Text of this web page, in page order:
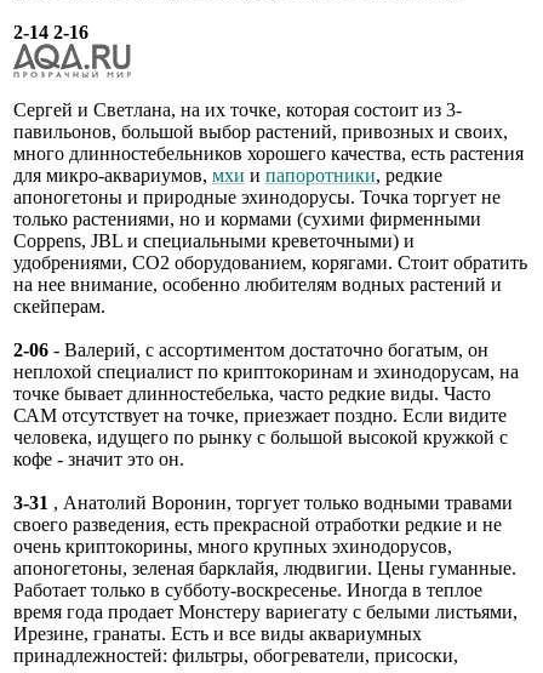
2-14 2-16
Сергей и Светлана, на их точке, которая состоит из 3-
павильонов, большой выбор растений, привозных и своих,
много длинностебельников хорошего качества, есть растения
для микро-аквариумов, мхи и папоротники, редкие
апоногетоны и природные эхинодорусы. Точка торгует не
только растениями, но и кормами (сухими фирменными
Coppens, JBL и специальными креветочными) и
удобрениями, СО2 оборудованием, корягами. Стоит обратить
на нее внимание, особенно любителям водных растений и
скейперам.
2-06 - Валерий, с ассортиментом достаточно богатым, он
неплохой специалист по криптокоринам и эхинодорусам, на
точке бывает длинностебелька, часто редкие виды. Часто
САМ отсутствует на точке, приезжает поздно. Если видите
человека, идущего по рынку с большой высокой кружкой с
кофе - значит это он.
3-31 , Анатолий Воронин, торгует только водными травами
своего разведения, есть прекрасной отработки редкие и не
очень криптокорины, много крупных эхинодорусов,
апоногетоны, зеленая барклайя, людвигии. Цены гуманные.
Работает только в субботу-воскресенье. Иногда в теплое
время года продает Монстеру вариегату с белыми листьями,
Ирезине, гранаты. Есть и все виды аквариумных
принадлежностей: фильтры, обогреватели, присоски,